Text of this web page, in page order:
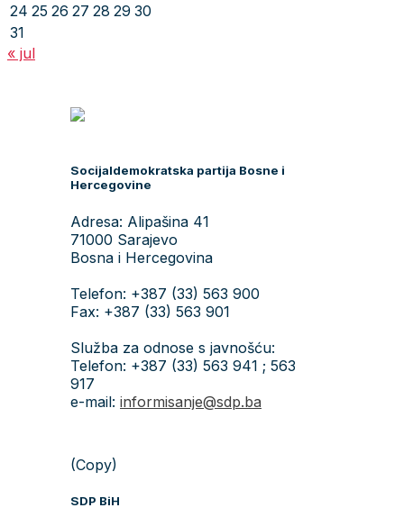
24 25 26 27 28 29 30
31
« jul
Socijaldemokratska partija Bosne i
Hercegovine
Adresa: Alipašina 41
71000 Sarajevo
Bosna i Hercegovina
Telefon: +387 (33) 563 900
Fax: +387 (33) 563 901
Služba za odnose s javnošću:
Telefon: +387 (33) 563 941 ; 563
917
e-mail: informisanje@sdp.ba
(Copy)
SDP BiH